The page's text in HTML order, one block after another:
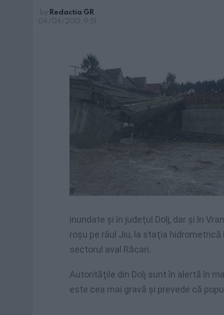
by Redactia GR
04/04/2013, 9:51
inundate şi în judeţul Dolj, dar şi în
roşu pe râul Jiu, la staţia
sectorul aval Răcari.
Autorităţile din Dolj sunt în alertă în
este cea mai gravă şi prevede că